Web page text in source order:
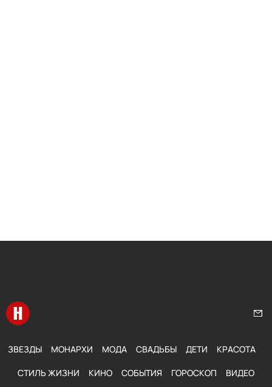
Перейти на главную
ЗВЕЗДЫ МОНАРХИ МОДА СВАДЬБЫ ДЕТИ КРАСОТА
СТИЛЬ ЖИЗНИ КИНО СОБЫТИЯ ГОРОСКОП ВИДЕО